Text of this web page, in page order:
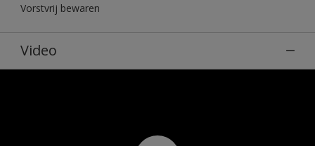
Vorstvrij bewaren
Video